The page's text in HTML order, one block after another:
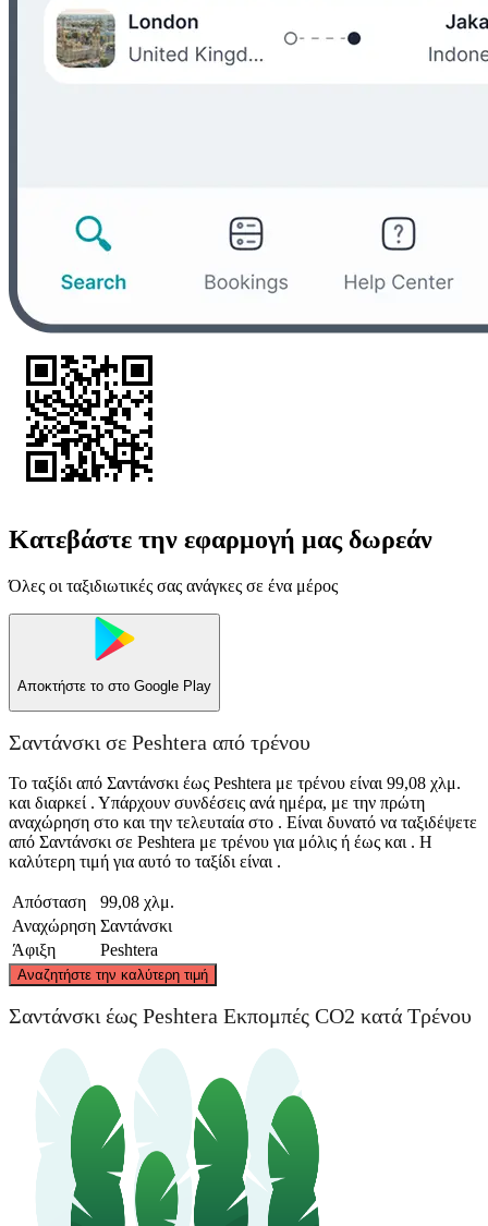
Κατεβάστε την εφαρμογή μας δωρεάν
Όλες οι ταξιδιωτικές σας ανάγκες σε ένα μέρος
Αποκτήστε το στο Google Play
Σαντάνσκι σε Peshtera από τρένου
Το ταξίδι από Σαντάνσκι έως Peshtera με τρένου είναι 99,08 χλμ.
και διαρκεί . Υπάρχουν συνδέσεις ανά ημέρα, με την πρώτη
αναχώρηση στο και την τελευταία στο . Είναι δυνατό να ταξιδέψετε
από Σαντάνσκι σε Peshtera με τρένου για μόλις ή έως και . Η
καλύτερη τιμή για αυτό το ταξίδι είναι .
Απόσταση
99,08 χλμ.
Αναχώρηση Σαντάνσκι
Άφιξη
Peshtera
Αναζητήστε την καλύτερη τιμή
Sandanski
Σαντάνσκι έως Peshtera Εκπομπές CO2 κατά Τρένου